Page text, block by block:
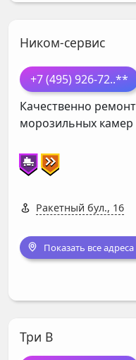
Ником-сервис
+7 (495) 926-72..**
Качественно
морозильных камер
Ракетный бул., 16
Показать все адреса
Три В